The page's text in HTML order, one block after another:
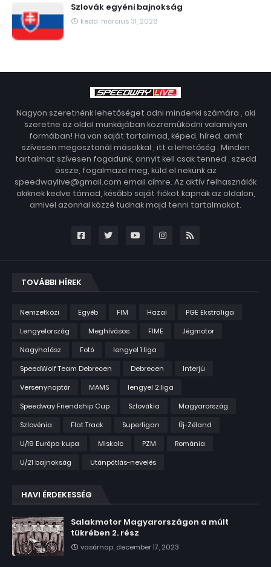
Szlovák egyéni bajnokság
kedd, március 31, 2026
Nagyon szeretnénk lehetőséget adni mindenki számára , aki
szeretne az oldal munkájában közreműködni valamilyen
formában! Ha van saját tartalmad, képed, híred, amit
szívesen megosztanál másokkal , itt a lehetőség . Minden
tartalmat szívesen fogadunk, annyit kell csak tenned , szedd
össze, fogalmazd meg, küld el nekünk az
speedwaylive@gmail.com email címre. Az aktív felhasználók
akiknek kedve támad, később saját fiókot kapnak az oldalon,
amivel azonnal közzé tudnak majd tenni tartalmakat.
TOVÁBBI HÍREK
Nemzetközi Egyéb FIM Hazai
PGE Ekstraliga
Lengyelország
Meghívásos FIME
Jégmotor
Nagyhalász
Fotó
lengyel 1.liga
SpeedWolf Team Debrecen
Debrecen
Interjú
Versenynaptár
MAMS
lengyel 2.liga
Speedway Friendship Cup
Szlovákia
Magyarország
Szlovénia
Flat Track Superligan
Új-Zéland
U/19 Európa kupa
Miskolc PZM
Románia
U/21 bajnokság
Utánpótlás-nevelés
HAVI ÉRDEKESSÉG
Salakmotor Magyarországon a múlt
tükrében 2. rész
vasárnap, december 17, 2023